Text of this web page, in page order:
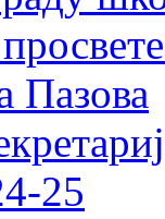
Пазова
25